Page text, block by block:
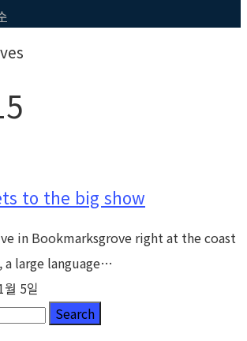
to the big show
in Bookmarksgrove right at the coast
large language…
5일
Search